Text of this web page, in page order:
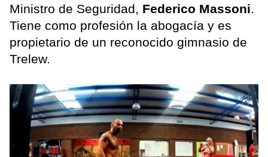
Ministro de Seguridad, Federico Massoni.
Tiene como profesión la abogacía y es
propietario de un reconocido gimnasio de
Trelew.